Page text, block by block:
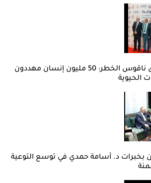
وزير الصحة يدق ناقوس الخطر: 50 مليون إنسان مهددون
الحيوية
بخبرات د. أسامة حمدي في توسع التوعية